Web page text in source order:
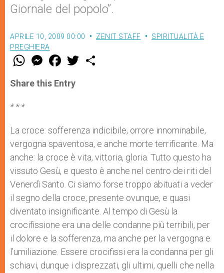
Giornale del popolo”.
APRILE 10, 2009 00:00 ZENIT STAFF
SPIRITUALITÀ E
PREGHIERA
W
t
s
M
e
s
e
F
a
e
b
w
Share this Entry
* * *
La croce: sofferenza indicibile, orrore innominabile,
vergogna spaventosa, e anche morte terrificante. Ma
anche: la croce è vita, vittoria, gloria. Tutto questo ha
vissuto Gesù, e questo è anche nel centro dei riti del
Venerdì Santo. Ci siamo forse troppo abituati a veder
il segno della croce, presente ovunque, e quasi
diventato insignificante. Al tempo di Gesù la
crocifissione era una delle condanne più terribili, per
il dolore e la sofferenza, ma anche per la vergogna e
l’umiliazione. Essere crocifissi era la condanna per gli
schiavi, dunque i disprezzati, gli ultimi, quelli che nella